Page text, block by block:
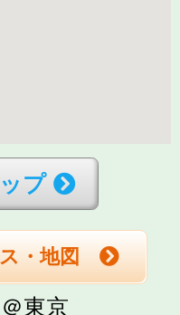
プ
・地図
東京